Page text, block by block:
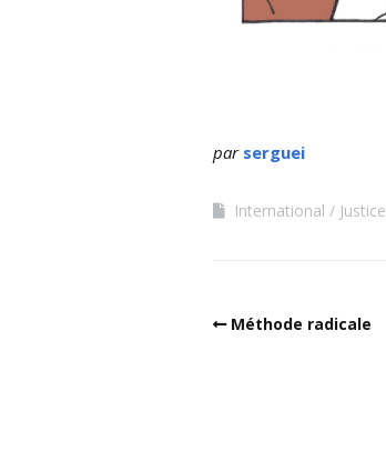
par serguei
International Justice
Méthode radicale